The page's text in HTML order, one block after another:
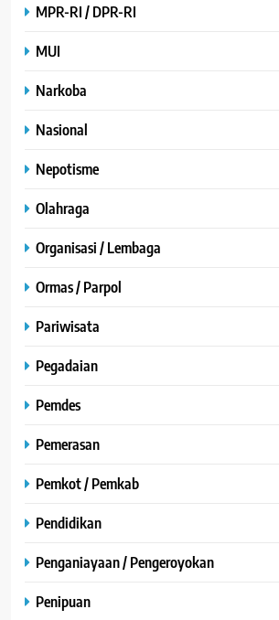
MPR-RI / DPR-RI
MUI
Narkoba
Nasional
Nepotisme
Olahraga
Organisasi / Lembaga
Ormas / Parpol
Pariwisata
Pegadaian
Pemdes
Pemerasan
Pemkot / Pemkab
Pendidikan
Penganiayaan / Pengeroyokan
Penipuan